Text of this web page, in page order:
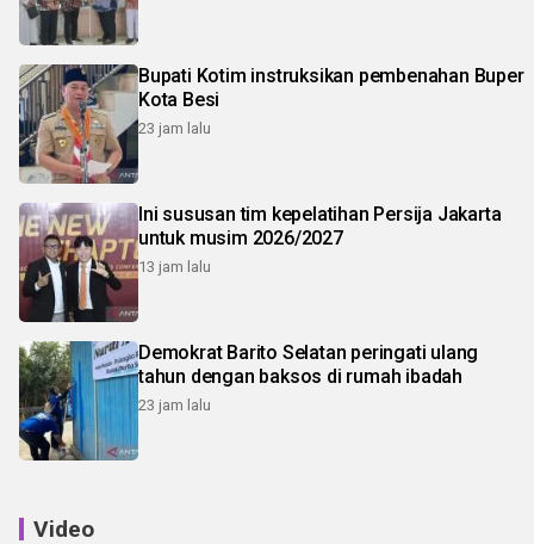
Bupati Kotim instruksikan pembenahan Buper
Kota Besi
23 jam lalu
Ini sususan tim kepelatihan Persija Jakarta
untuk musim 2026/2027
13 jam lalu
Demokrat Barito Selatan peringati ulang
tahun dengan baksos di rumah ibadah
23 jam lalu
Video